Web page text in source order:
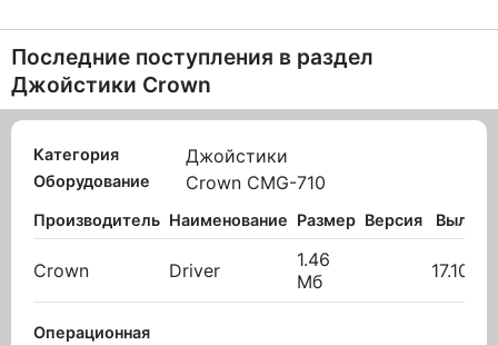
Последние поступления в раздел
Джойстики Crown
Категория Джойстики
Оборудование Crown CMG-710
Производитель Наименование Размер Версия
Crown Driver
1.46
Мб
Операционная